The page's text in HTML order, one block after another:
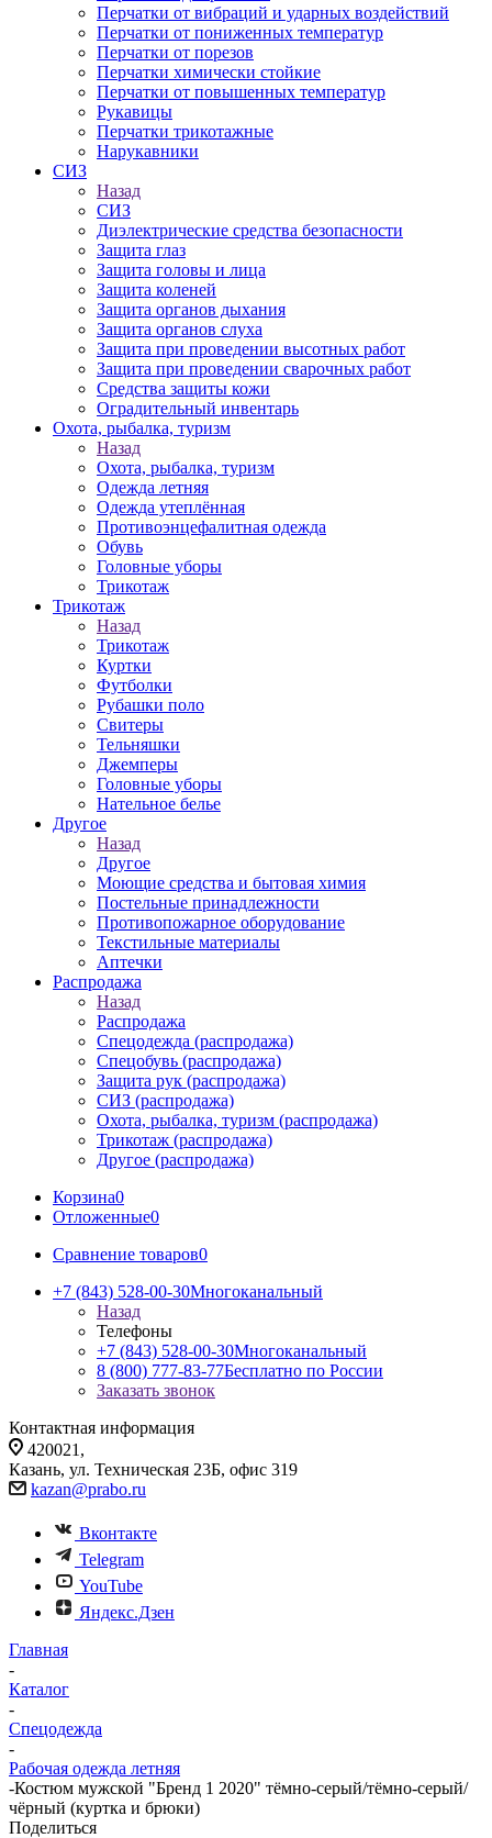
Перчатки от вибраций и ударных воздействий
Перчатки от пониженных температур
Перчатки от порезов
Перчатки химически стойкие
Перчатки от повышенных температур
Рукавицы
Перчатки трикотажные
Нарукавники
СИЗ
Назад
СИЗ
Диэлектрические средства безопасности
Защита глаз
Защита головы и лица
Защита коленей
Защита органов дыхания
Защита органов слуха
Защита при проведении высотных работ
Защита при проведении сварочных работ
Средства защиты кожи
Оградительный инвентарь
Охота, рыбалка, туризм
Назад
Охота, рыбалка, туризм
Одежда летняя
Одежда утеплённая
Противоэнцефалитная одежда
Обувь
Головные уборы
Трикотаж
Трикотаж
Назад
Трикотаж
Куртки
Футболки
Рубашки поло
Свитеры
Тельняшки
Джемперы
Головные уборы
Нательное белье
Другое
Назад
Другое
Моющие средства и бытовая химия
Постельные принадлежности
Противопожарное оборудование
Текстильные материалы
Аптечки
Распродажа
Назад
Распродажа
Спецодежда (распродажа)
Спецобувь (распродажа)
Защита рук (распродажа)
СИЗ (распродажа)
Охота, рыбалка, туризм (распродажа)
Трикотаж (распродажа)
Другое (распродажа)
Корзина0
Отложенные0
Сравнение товаров0
+7 (843) 528-00-30Многоканальный
Назад
Телефоны
+7 (843) 528-00-30Многоканальный
8 (800) 777-83-77Бесплатно по России
Заказать звонок
Контактная информация
420021,
Казань, ул. Техническая 23Б, офис 319
kazan@prabo.ru
Вконтакте
Telegram
YouTube
Яндекс.Дзен
Главная
-
Каталог
-
Спецодежда
-
Рабочая одежда летняя
-Костюм мужской "Бренд 1 2020" тёмно-серый/тёмно-серый/
чёрный (куртка и брюки)
Поделиться